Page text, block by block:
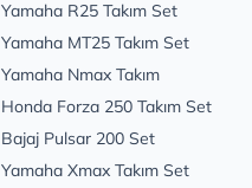
Yamaha R25 Takım Set
Yamaha MT25 Takım Set
Yamaha Nmax Takım
Honda Forza 250 Takım Set
Bajaj Pulsar 200 Set
Yamaha Xmax Takım Set